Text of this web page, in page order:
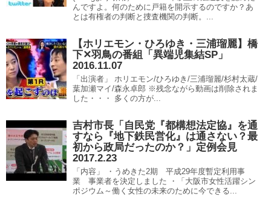
んですよ。何のために戸籍を開示するのですか？あ
とは有権者の判断と捜査機関の判断。...
【ホリエモン・ひろゆき・三浦瑠麗】橋
下✕羽鳥の番組「異端児集結SP」
2016.11.07
「出演者」 ホリエモン/ひろゆき/三浦瑠麗/杉村太蔵/
葉加瀬マイ/森永卓郎 ※残念ながら動画は削除されま
した・・・ 多くの方が...
吉村市長「自民党『都構想法定協』を通
すなら『地下鉄民営化』は通さない？最
初から政局だったのか？」定例会見
2017.2.23
「内容」 ・うめきた2期 平成29年度暫定利用事
業 事業者を決定しました ・「大阪市女性活躍シン
ポジウム～働く女性の未来のために今できる...